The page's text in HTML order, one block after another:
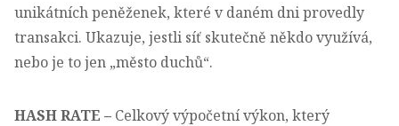
unikátních peněženek, které v daném dni provedly
transakci. Ukazuje, jestli síť skutečně někdo využívá,
nebo je to jen „město duchů“.
HASH RATE – Celkový výpočetní výkon, který